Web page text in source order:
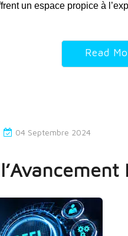
un espace propice à
Read
04 Septembre 2024